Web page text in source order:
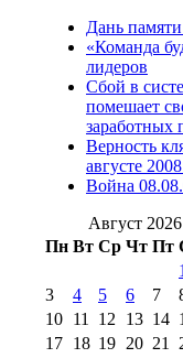
2012 г(15)
(15)№98 1
августа 2016 г
№98 8 августа
августа
2017 г(9)
2016 г(12)
августа 2012
августа 2013
Дань
«Команда
лидеров
Сбой в
помешает
заработных
Верность
августе
Война
Август 2026
Пн Вт Ср Чт Пт
1
3
4 5 6 7
10 11 12 13 14
17 18 19 20 21